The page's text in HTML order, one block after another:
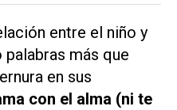
entre el niño y
palabras más que
en sus
con el alma (ni te